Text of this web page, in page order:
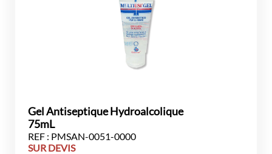
Gel Antiseptique Hydroalcolique
75mL
REF : PMSAN-0051-0000
SUR DEVIS